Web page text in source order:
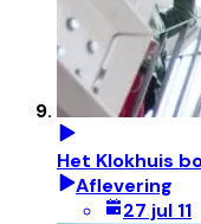
Het Klokhuis
Aflevering
27 jul 11